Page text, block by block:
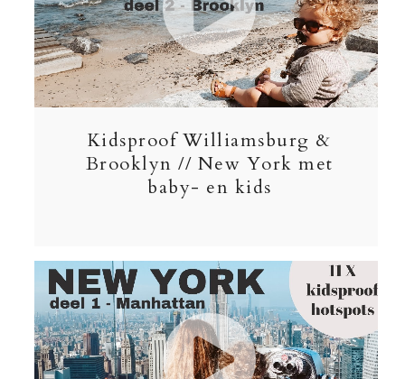
Kidsproof Williamsburg &
Brooklyn // New York met
baby- en kids